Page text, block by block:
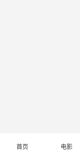
首页 电影